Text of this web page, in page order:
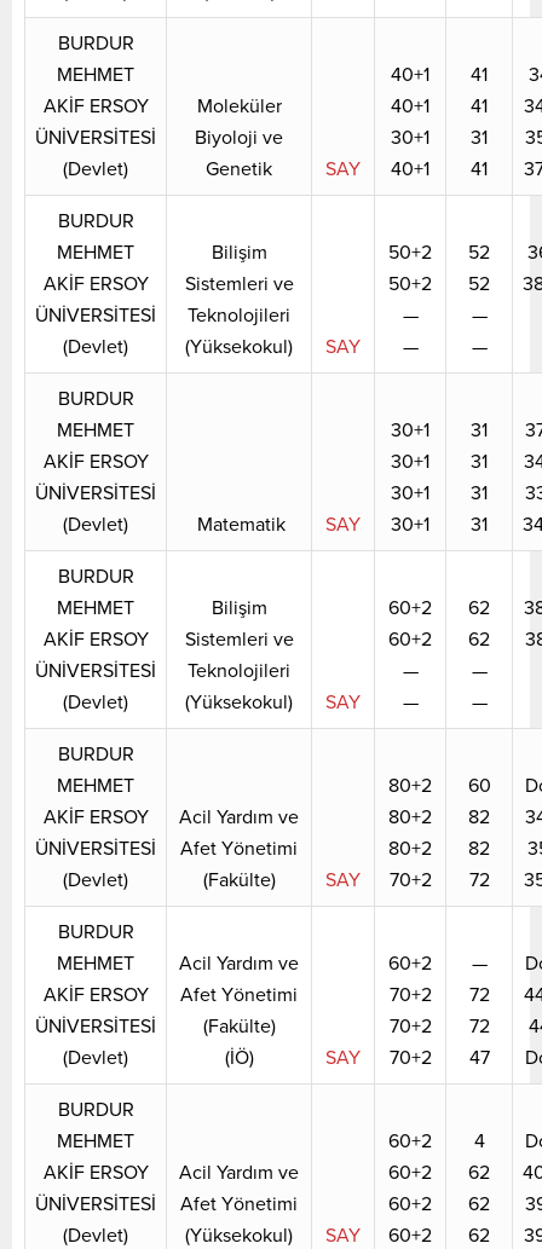
BURDUR
MEHMET
AKİF ERSOY
ÜNİVERSİTESİ
(Devlet)
Moleküler
Biyoloji ve
Genetik
SAY
40+1
40+1
30+1
40+1
41
41
31
41
BURDUR
MEHMET
AKİF ERSOY
ÜNİVERSİTESİ
(Devlet)
Bilişim
Sistemleri ve
Teknolojileri
(Yüksekokul)
SAY
50+2
50+2
—
—
52
52
—
—
BURDUR
MEHMET
AKİF ERSOY
ÜNİVERSİTESİ
(Devlet)
Matematik SAY
30+1
30+1
30+1
30+1
31
31
31
31
BURDUR
MEHMET
AKİF ERSOY
ÜNİVERSİTESİ
(Devlet)
Bilişim
Sistemleri ve
Teknolojileri
(Yüksekokul)
SAY
60+2
60+2
—
—
62
62
—
—
BURDUR
MEHMET
AKİF ERSOY
ÜNİVERSİTESİ
(Devlet)
Acil Yardım ve
Afet Yönetimi
(Fakülte)
SAY
80+2
80+2
80+2
70+2
60
82
82
72
BURDUR
MEHMET
AKİF ERSOY
ÜNİVERSİTESİ
(Devlet)
Acil Yardım ve
Afet Yönetimi
(Fakülte)
(İÖ)
SAY
60+2
70+2
70+2
70+2
—
72
72
47
BURDUR
MEHMET
AKİF ERSOY
ÜNİVERSİTESİ
(Devlet)
Acil Yardım ve
Afet Yönetimi
(Yüksekokul)
SAY
60+2
60+2
60+2
60+2
4
62
62
62